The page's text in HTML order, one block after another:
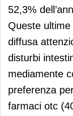
52,3%
Queste
diffusa
disturbi
mediamente
preferenza
farmaci otc